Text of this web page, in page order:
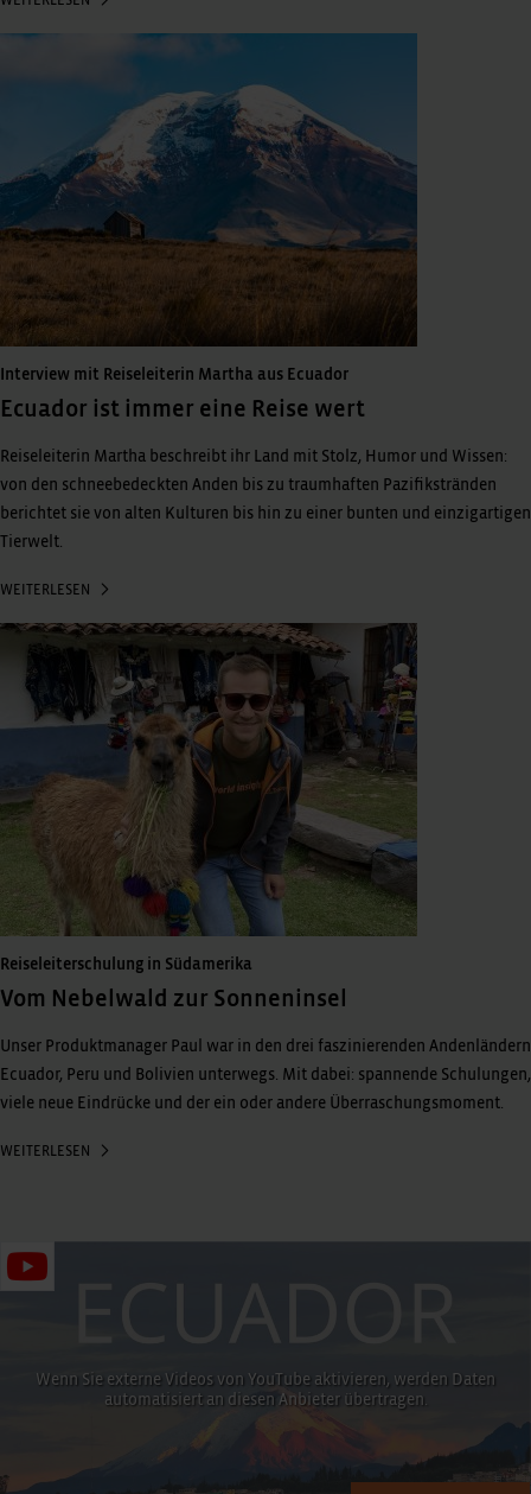
Interview mit Reiseleiterin Martha aus Ecuador
Ecuador ist immer eine Reise wert
Reiseleiterin Martha beschreibt ihr Land mit Stolz, Humor und Wissen:
von den schneebedeckten Anden bis zu traumhaften Pazifikstränden
berichtet sie von alten Kulturen bis hin zu einer bunten und einzigartigen
Tierwelt.
WEITERLESEN
Reiseleiterschulung in Südamerika
Vom Nebelwald zur Sonneninsel
Unser Produktmanager Paul war in den drei faszinierenden Andenländern
Ecuador, Peru und Bolivien unterwegs. Mit dabei: spannende Schulungen,
viele neue Eindrücke und der ein oder andere Überraschungsmoment.
WEITERLESEN
Wenn Sie externe Videos von YouTube aktivieren, werden Daten
automatisiert an diesen Anbieter übertragen.